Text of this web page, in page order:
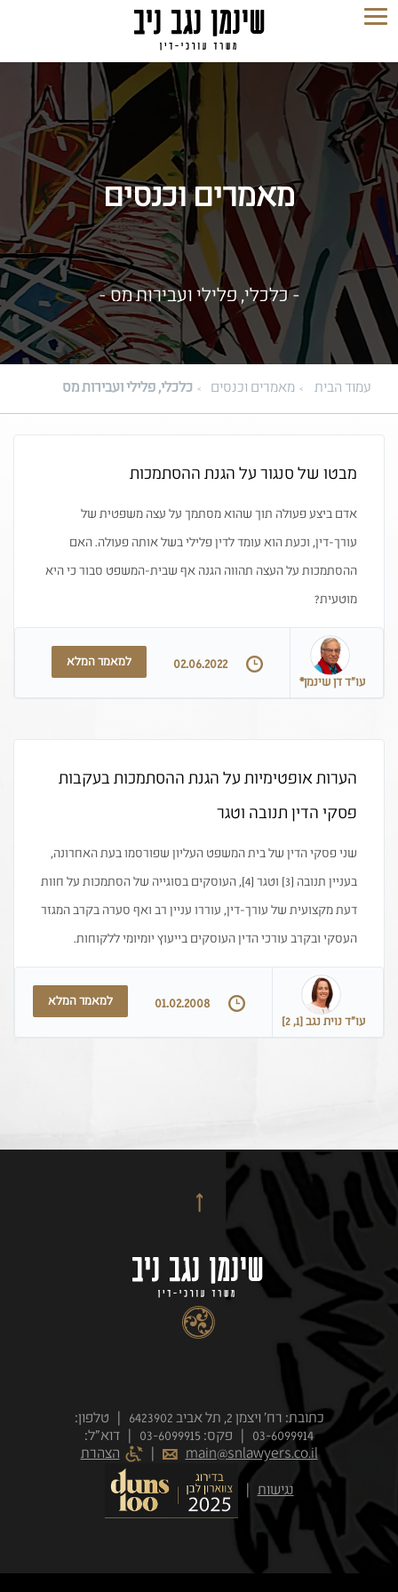
מאמרים וכנסים
- כלכלי, פלילי ועבירות מס -
עמוד הבית מאמרים וכנסים כלכלי, פלילי ועבירות מס
מבטו של סנגור על הגנת ההסתמכות
אדם ביצע פעולה תוך שהוא מסתמך על עצה משפטית של
עורך-דין, וכעת הוא עומד לדין פלילי בשל אותה פעולה. האם
ההסתמכות על העצה תהווה הגנה אף שבית-המשפט סבור כי היא
מוטעית?
עו"ד דן שינמן*
02.06.2022 למאמר המלא
הערות אופטימיות על הגנת ההסתמכות בעקבות
פסקי הדין תנובה וטגר
שני פסקי הדין של בית המשפט העליון שפורסמו בעת האחרונה,
בעניין תנובה [3] וטגר [4], העוסקים בסוגייה של הסתמכות על חוות
דעת מקצועית של עורך-דין, עוררו עניין רב ואף סערה בקרב המגזר
העסקי ובקרב עורכי הדין העוסקים בייעוץ יומיומי ללקוחות.
עו״ד נוית נגב [1, 2]
01.02.2008 למאמר המלא
כתובת: רח' ויצמן 2, תל אביב 6423902 | טלפון:
03-6099914 | פקס: 03-6099915 | דוא״ל:
main@snlawyers.co.il
| הצהרת
נגישות|